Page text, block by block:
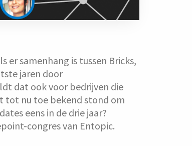
er samenhang is tussen Bricks,
jaren door
dat ook voor bedrijven die
tot nu toe bekend stond om
eens in de drie jaar?
congres van Entopic.